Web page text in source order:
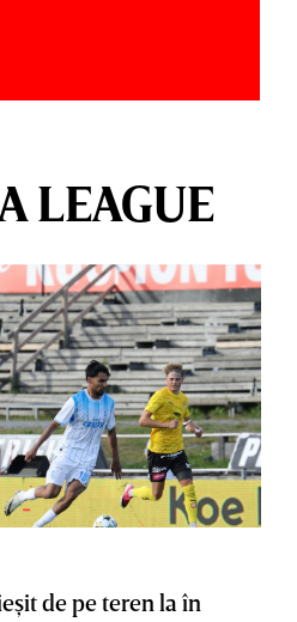
LEAGUE
de pe teren la în